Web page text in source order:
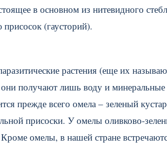
в основном из нитевидного
(гаусторий).
растения (еще их
получают лишь воду и
прежде всего омела – зеленый
присоски. У омелы оливково-
омелы, в нашей стране